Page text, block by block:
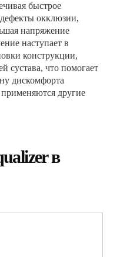
быстрое
окклюзии,
напряжение
наступает в
конструкции,
сустава, что помогает
дискомфорта
другие
в